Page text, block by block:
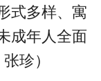
式多样、寓
成年人全面
珍）